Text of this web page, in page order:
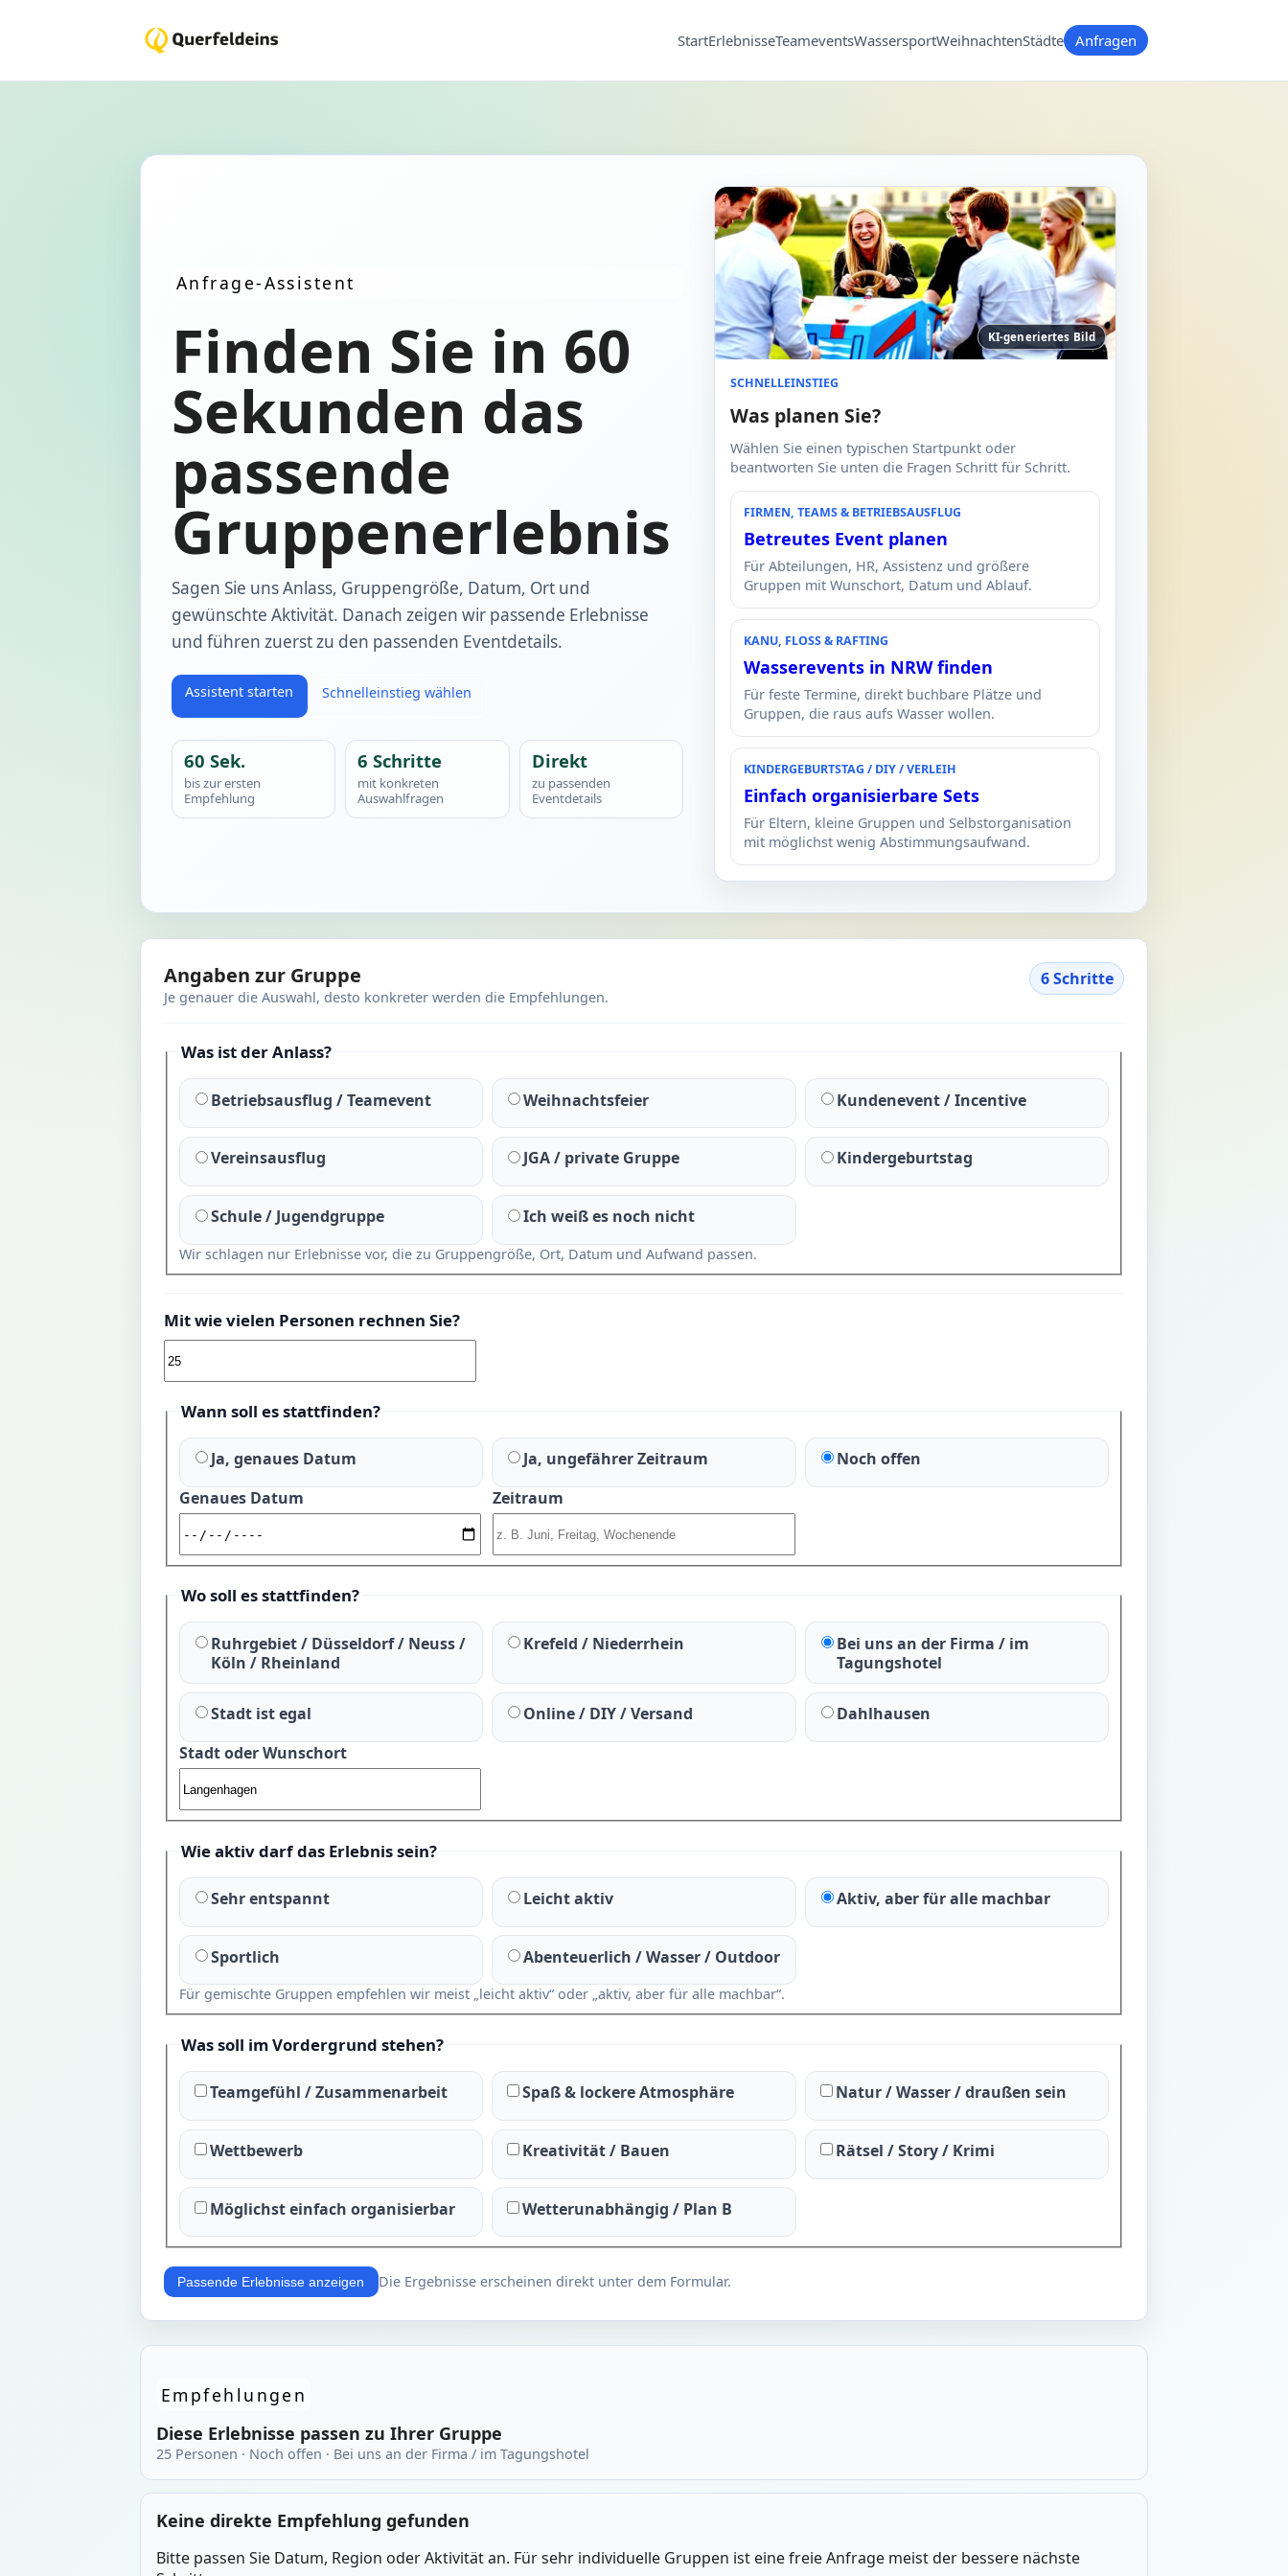
StartErlebnisseTeameventsWassersportWeihnachtenStädte Anfragen
Anfrage-Assistent
Finden Sie in 60
Sekunden das
passende
Gruppenerlebnis
Sagen Sie uns Anlass, Gruppengröße, Datum, Ort und
gewünschte Aktivität. Danach zeigen wir passende Erlebnisse
und führen zuerst zu den passenden Eventdetails.
Assistent starten Schnelleinstieg wählen
60 Sek.
bis zur ersten
Empfehlung
6 Schritte
mit konkreten
Auswahlfragen
Direkt
zu passenden
Eventdetails
KI-generiertes Bild
SCHNELLEINSTIEG
Was planen Sie?
Wählen Sie einen typischen Startpunkt oder
beantworten Sie unten die Fragen Schritt für Schritt.
FIRMEN, TEAMS & BETRIEBSAUSFLUG
Betreutes Event planen
Für Abteilungen, HR, Assistenz und größere
Gruppen mit Wunschort, Datum und Ablauf.
KANU, FLOSS & RAFTING
Wasserevents in NRW finden
Für feste Termine, direkt buchbare Plätze und
Gruppen, die raus aufs Wasser wollen.
KINDERGEBURTSTAG / DIY / VERLEIH
Einfach organisierbare Sets
Für Eltern, kleine Gruppen und Selbstorganisation
mit möglichst wenig Abstimmungsaufwand.
Angaben zur Gruppe
Je genauer die Auswahl, desto konkreter werden die Empfehlungen.
6 Schritte
Was ist der Anlass?
Betriebsausflug / Teamevent Weihnachtsfeier Kundenevent / Incentive
Vereinsausflug JGA / private Gruppe Kindergeburtstag
Schule / Jugendgruppe Ich weiß es noch nicht
Wir schlagen nur Erlebnisse vor, die zu Gruppengröße, Ort, Datum und Aufwand passen.
Mit wie vielen Personen rechnen Sie?
Wann soll es stattfinden?
Ja, genaues Datum Ja, ungefährer Zeitraum
Noch offen
Genaues Datum
Zeitraum
Wo soll es stattfinden?
Ruhrgebiet / Düsseldorf / Neuss /
Köln / Rheinland
Krefeld / Niederrhein
Bei uns an der Firma / im
Tagungshotel
Stadt ist egal Online / DIY / Versand
Dahlhausen
Stadt oder Wunschort
Wie aktiv darf das Erlebnis sein?
Sehr entspannt Leicht aktiv Aktiv, aber für alle machbar
Sportlich Abenteuerlich / Wasser / Outdoor
Für gemischte Gruppen empfehlen wir meist „leicht aktiv“ oder „aktiv, aber für alle machbar“.
Was soll im Vordergrund stehen?
Teamgefühl / Zusammenarbeit Spaß & lockere Atmosphäre Natur / Wasser / draußen sein
Wettbewerb Kreativität / Bauen Rätsel / Story / Krimi
Möglichst einfach organisierbar Wetterunabhängig / Plan B
Passende Erlebnisse anzeigen Die Ergebnisse erscheinen direkt unter dem Formular.
Empfehlungen
Diese Erlebnisse passen zu Ihrer Gruppe
25 Personen · Noch offen · Bei uns an der Firma / im Tagungshotel
Keine direkte Empfehlung gefunden
Bitte passen Sie Datum, Region oder Aktivität an. Für sehr individuelle Gruppen ist eine freie Anfrage meist der bessere nächste